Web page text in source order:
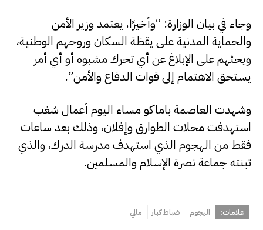
وجاء في بيان الوزارة: “وأخيرًا، يعتمد وزير الأمن
والحماية المدنية على يقظة السكان وروحهم الوطنية،
ويحثهم على الإبلاغ عن أي تحرك مشبوه أو أي أمر
يستحق الاهتمام إلى قوات الدفاع والأمن”.
وشهدت العاصمة باماكو مساء اليوم أعمال شغب
استهدفت محلات الطوارق وإفلان، وذلك بعد ساعات
فقط من الهجوم الذي استهدف مدرسة الدرك، والذي
تبنته جماعة نصرة الإسلام والمسلمين.
علامات: الهجوم ضباط كبار مالي